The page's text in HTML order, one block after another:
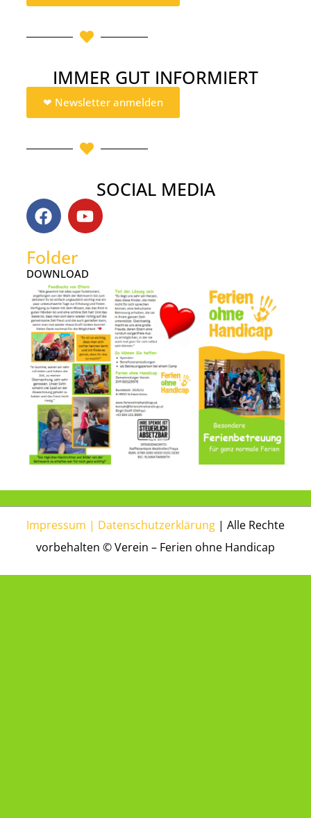
IMMER GUT INFORMIERT
❤︎ Newsletter anmelden
SOCIAL MEDIA
Folder
DOWNLOAD
Impressum | Datenschutzerklärung | Alle Rechte
vorbehalten © Verein – Ferien ohne Handicap